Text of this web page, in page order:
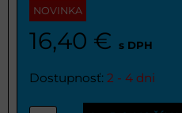
NOVINKA
16,40 € s DPH
Dostupnosť: 2 - 4 dni